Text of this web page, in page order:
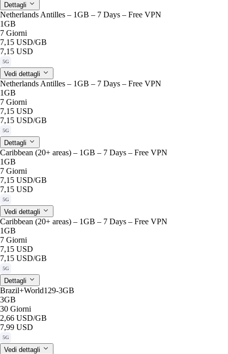
Dettagli
Netherlands Antilles – 1GB – 7 Days – Free VPN
1GB
7 Giorni
7,15 USD/GB
7,15 USD
5G
Vedi dettagli
Netherlands Antilles – 1GB – 7 Days – Free VPN
1GB
7 Giorni
7,15 USD
7,15 USD/GB
5G
Dettagli
Caribbean (20+ areas) – 1GB – 7 Days – Free VPN
1GB
7 Giorni
7,15 USD/GB
7,15 USD
5G
Vedi dettagli
Caribbean (20+ areas) – 1GB – 7 Days – Free VPN
1GB
7 Giorni
7,15 USD
7,15 USD/GB
5G
Dettagli
Brazil+World129-3GB
3GB
30 Giorni
2,66 USD/GB
7,99 USD
5G
Vedi dettagli